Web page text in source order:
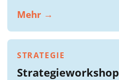
Mehr →
STRATEGIE
Strategieworkshop